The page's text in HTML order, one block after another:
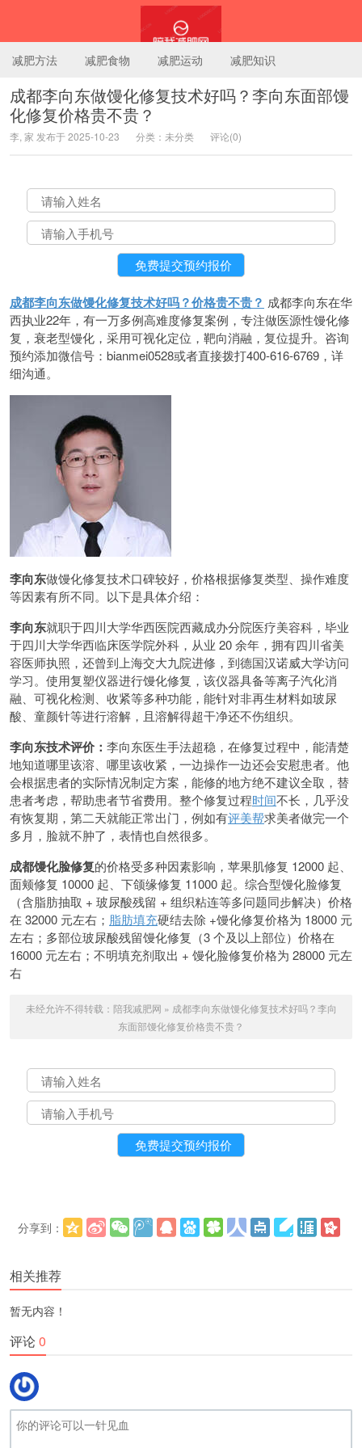
减肥方法 减肥食物 减肥运动 减肥知识
成都李向东做馒化修复技术好吗？李向东面部馒
化修复价格贵不贵？
李, 家 发布于 2025-10-23 分类：未分类 评论(0)
成都李向东做馒化修复技术好吗？价格贵不贵？ 成都李向东在华
西执业22年，有一万多例高难度修复案例，专注做医源性馒化修
复，衰老型馒化，采用可视化定位，靶向消融，复位提升。咨询
预约添加微信号：bianmei0528或者直接拨打400-616-6769，详
细沟通。
李向东做馒化修复技术口碑较好，价格根据修复类型、操作难度
等因素有所不同。以下是具体介绍：
李向东就职于四川大学华西医院西藏成办分院医疗美容科，毕业
于四川大学华西临床医学院外科，从业 20 余年，拥有四川省美
容医师执照，还曾到上海交大九院进修，到德国汉诺威大学访问
学习。使用复塑仪器进行馒化修复，该仪器具备等离子汽化消
融、可视化检测、收紧等多种功能，能针对非再生材料如玻尿
酸、童颜针等进行溶解，且溶解得超干净还不伤组织。
李向东技术评价： 李向东医生手法超稳，在修复过程中，能清楚
地知道哪里该溶、哪里该收紧，一边操作一边还会安慰患者。他
会根据患者的实际情况制定方案，能修的地方绝不建议全取，替
患者考虑，帮助患者节省费用。整个修复过程时间不长，几乎没
有恢复期，第二天就能正常出门，例如有评美帮求美者做完一个
多月，脸就不肿了，表情也自然很多。
成都馒化脸修复的价格受多种因素影响，苹果肌修复 12000 起、
面颊修复 10000 起、下颌缘修复 11000 起。综合型馒化脸修复
（含脂肪抽取 + 玻尿酸残留 + 组织粘连等多问题同步解决）价格
在 32000 元左右； 脂肪填充硬结去除 +馒化修复价格为 18000 元
左右；多部位玻尿酸残留馒化修复（3 个及以上部位）价格在
16000 元左右；不明填充剂取出 + 馒化脸修复价格为 28000 元左
右
未经允许不得转载： 陪我减肥网 » 成都李向东做馒化修复技术好吗？李向
东面部馒化修复价格贵不贵？
分享到：
相关推荐
暂无内容！
评论0